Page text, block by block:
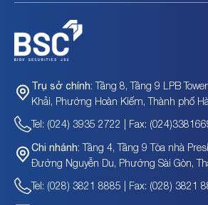
Trụ sở chính: Tầng 8, Tầng 9 LPB
Khải, Phường Hoàn Kiếm, Thành phố
Tel: (024) 3935 2722 | Fax:
Chi nhánh: Tầng 4, Tầng 9 Tòa nhà
Đường Nguyễn Du, Phường Sài Gòn,
Tel: (028) 3821 8885 | Fax: (028) 3821